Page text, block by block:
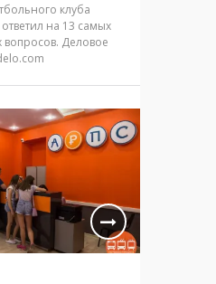
клуба
на 13 самых
вопросов. Деловое